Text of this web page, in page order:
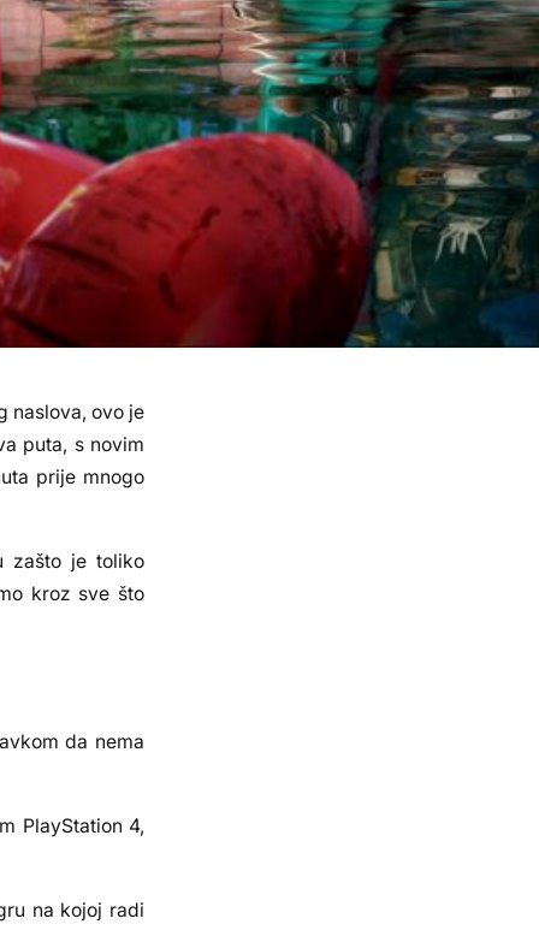
naslova, ovo je
puta, s novim
prije mnogo
zašto je toliko
kroz sve što
da nema
PlayStation 4,
​​na kojoj radi
Saznali
su i kako
je
nastala
postoji
nijedan
zakon
fizike
koji to
sprječav
a